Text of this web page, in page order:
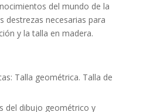
del mundo de la
destrezas necesarias para
y la talla en madera.
Talla geométrica. Talla de
del dibujo geométrico y